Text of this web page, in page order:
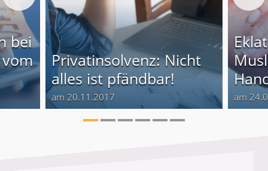
bei
Privatinsolvenz: Nicht
alles ist pfändbar!
am 20.11.2017 am